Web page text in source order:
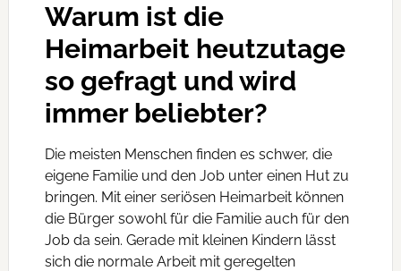
Warum ist die
Heimarbeit heutzutage
so gefragt und wird
immer beliebter?
Die meisten Menschen finden es schwer, die
eigene Familie und den Job unter einen Hut zu
bringen. Mit einer seriösen Heimarbeit können
die Bürger sowohl für die Familie auch für den
Job da sein. Gerade mit kleinen Kindern lässt
sich die normale Arbeit mit geregelten